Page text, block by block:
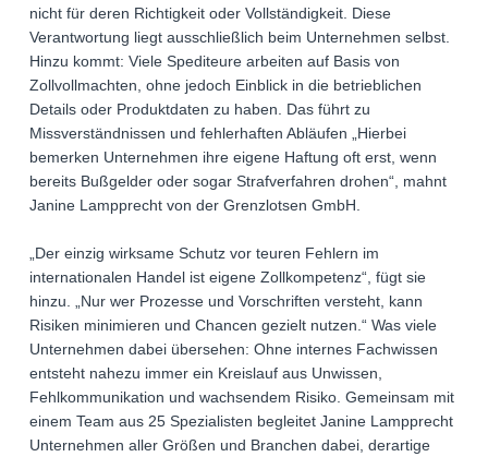
nicht für deren Richtigkeit oder Vollständigkeit. Diese
Verantwortung liegt ausschließlich beim Unternehmen selbst.
Hinzu kommt: Viele Spediteure arbeiten auf Basis von
Zollvollmachten, ohne jedoch Einblick in die betrieblichen
Details oder Produktdaten zu haben. Das führt zu
Missverständnissen und fehlerhaften Abläufen „Hierbei
bemerken Unternehmen ihre eigene Haftung oft erst, wenn
bereits Bußgelder oder sogar Strafverfahren drohen“, mahnt
Janine Lampprecht von der Grenzlotsen GmbH.
„Der einzig wirksame Schutz vor teuren Fehlern im
internationalen Handel ist eigene Zollkompetenz“, fügt sie
hinzu. „Nur wer Prozesse und Vorschriften versteht, kann
Risiken minimieren und Chancen gezielt nutzen.“ Was viele
Unternehmen dabei übersehen: Ohne internes Fachwissen
entsteht nahezu immer ein Kreislauf aus Unwissen,
Fehlkommunikation und wachsendem Risiko. Gemeinsam mit
einem Team aus 25 Spezialisten begleitet Janine Lampprecht
Unternehmen aller Größen und Branchen dabei, derartige